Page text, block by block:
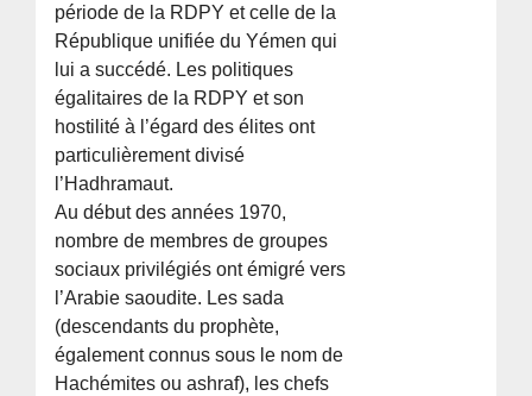
période de la RDPY et celle de la
République unifiée du Yémen qui
lui a succédé. Les politiques
égalitaires de la RDPY et son
hostilité à l’égard des élites ont
particulièrement divisé
l’Hadhramaut.
Au début des années 1970,
nombre de membres de groupes
sociaux privilégiés ont émigré vers
l’Arabie saoudite. Les sada
(descendants du prophète,
également connus sous le nom de
Hachémites ou ashraf), les chefs